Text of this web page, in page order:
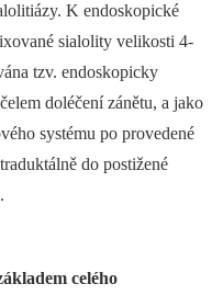
K endoskopické
sialolity velikosti 4-
tzv. endoskopicky
doléčení zánětu, a jako
systému po provedené
do postižené
celého